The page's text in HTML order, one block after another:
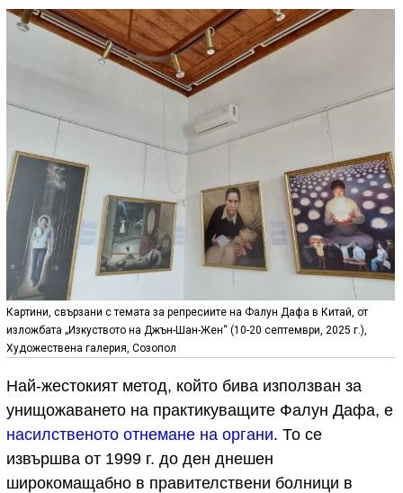
Картини, свързани с темата за репресиите на Фалун Дафа в Китай, от
изложбата „Изкуството на Джън-Шан-Жен“ (10-20 септември, 2025 г.),
Художествена галерия, Созопол
Най-жестокият метод, който бива използван за
унищожаването на практикуващите Фалун Дафа, е
насилственото отнемане на органи. То се
извършва от 1999 г. до ден днешен
широкомащабно в правителствени болници в